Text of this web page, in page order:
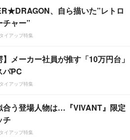
、自ら描いた”レトロ
チャー”
イアップ特集
】メーカー社員が推す「10万円台」
パPC
イアップ特集
合う登場人物は…『VIVANT』限定
チ
イアップ特集